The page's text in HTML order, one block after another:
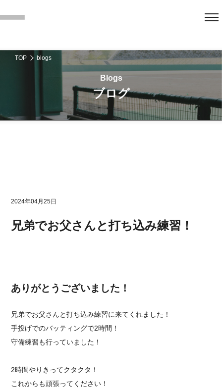
TOP blogs
ブログ
2024年04月25日
兄弟でお父さんと打ち込み練習！
ありがとうございました！
兄弟でお父さんと打ち込み練習に来てくれました！
手投げでのバッティングで2時間！
守備練習も行っていました！
2時間やりきってクタクタ！
これからも頑張ってください！